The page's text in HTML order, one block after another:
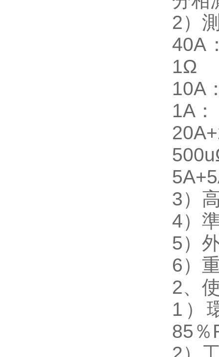
2）
1A
3）
4）
5）
6）
2、
1）
85％